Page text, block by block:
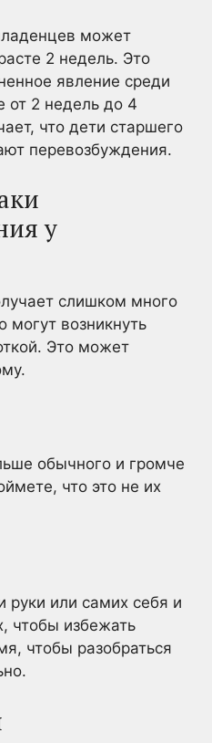
может
2 недель. Это
явление среди
от 2 недель до 4
что дети старшего
перевозбуждения.
у
слишком много
могут возникнуть
Это может
обычного и громче
что это не их
руки или самих себя и
чтобы избежать
чтобы разобраться